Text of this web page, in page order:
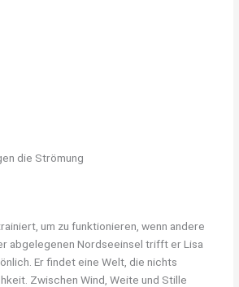
die Strömung
um zu funktionieren, wenn andere
abgelegenen Nordseeinsel trifft er Lisa
Er findet eine Welt, die nichts
Zwischen Wind, Weite und Stille